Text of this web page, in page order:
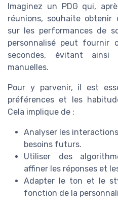
Imaginez un PDG qui,
réunions, souhaite obtenir
sur les performances de
personnalisé peut fournir
secondes, évitant ainsi
manuelles.
Pour y parvenir, il est
préférences et les
Cela implique de :
Analyser les
besoins futurs.
Utiliser des
affiner les réponses et
Adapter le ton et le
fonction de la